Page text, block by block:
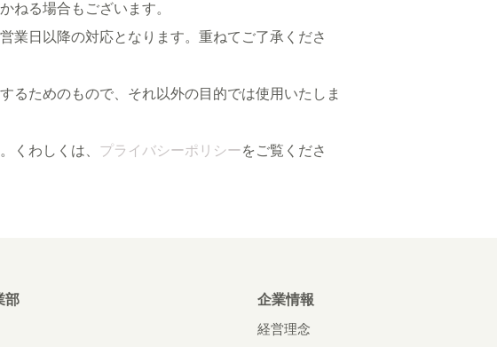
ねる場合もございます。
業日以降の対応となります。重ねてご了承くださ
るためのもので、それ以外の目的では使用いたしま
くわしくは、 プライバシーポリシーをご覧くださ
部
企業情報
経営理念